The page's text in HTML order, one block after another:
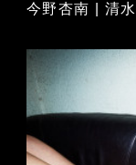
今野杏南 | 清